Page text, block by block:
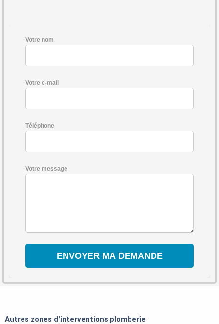
Votre nom
Votre e-mail
Téléphone
Votre message
Autres zones d'interventions plomberie